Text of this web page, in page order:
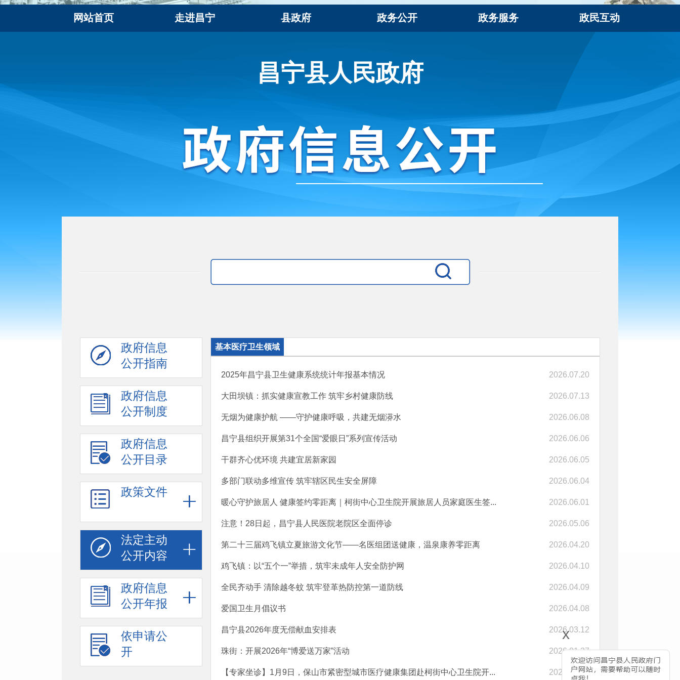
x
网站首页 走进昌宁 县政府 政务公开 政务服务 政民互动
昌宁县人民政府
政府信息
公开指南
政府信息
公开制度
政府信息
公开目录
政策文件
法定主动
公开内容
政府信息
公开年报
依申请公
开
基本医疗卫生领域
2025年昌宁县卫生健康系统统计年报基本情况 2026.07.20
大田坝镇：抓实健康宣教工作 筑牢乡村健康防线 2026.07.13
无烟为健康护航 ——守护健康呼吸，共建无烟漭水 2026.06.08
昌宁县组织开展第31个全国“爱眼日”系列宣传活动 2026.06.06
干群齐心优环境 共建宜居新家园 2026.06.05
多部门联动多维宣传 筑牢辖区民生安全屏障 2026.06.04
暖心守护旅居人 健康签约零距离｜柯街中心卫生院开展旅居人员家庭医生签... 2026.06.01
注意！28日起，昌宁县人民医院老院区全面停诊 2026.05.06
第二十三届鸡飞镇立夏旅游文化节——名医组团送健康，温泉康养零距离 2026.04.20
鸡飞镇：以“五个一”举措，筑牢未成年人安全防护网 2026.04.10
全民齐动手 清除越冬蚊 筑牢登革热防控第一道防线 2026.04.09
​爱国卫生月倡议书 2026.04.08
昌宁县2026年度无偿献血安排表 2026.03.12
珠街：开展2026年“博爱送万家”活动 2026.01.27
【专家坐诊】1月9日，保山市紧密型城市医疗健康集团赴柯街中心卫生院开... 2026.01.08